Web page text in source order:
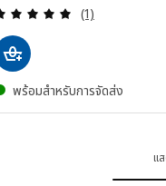
ทบทวน: 5 หมด
(1)
พร้อมสำหรับการจัดส่ง
แ